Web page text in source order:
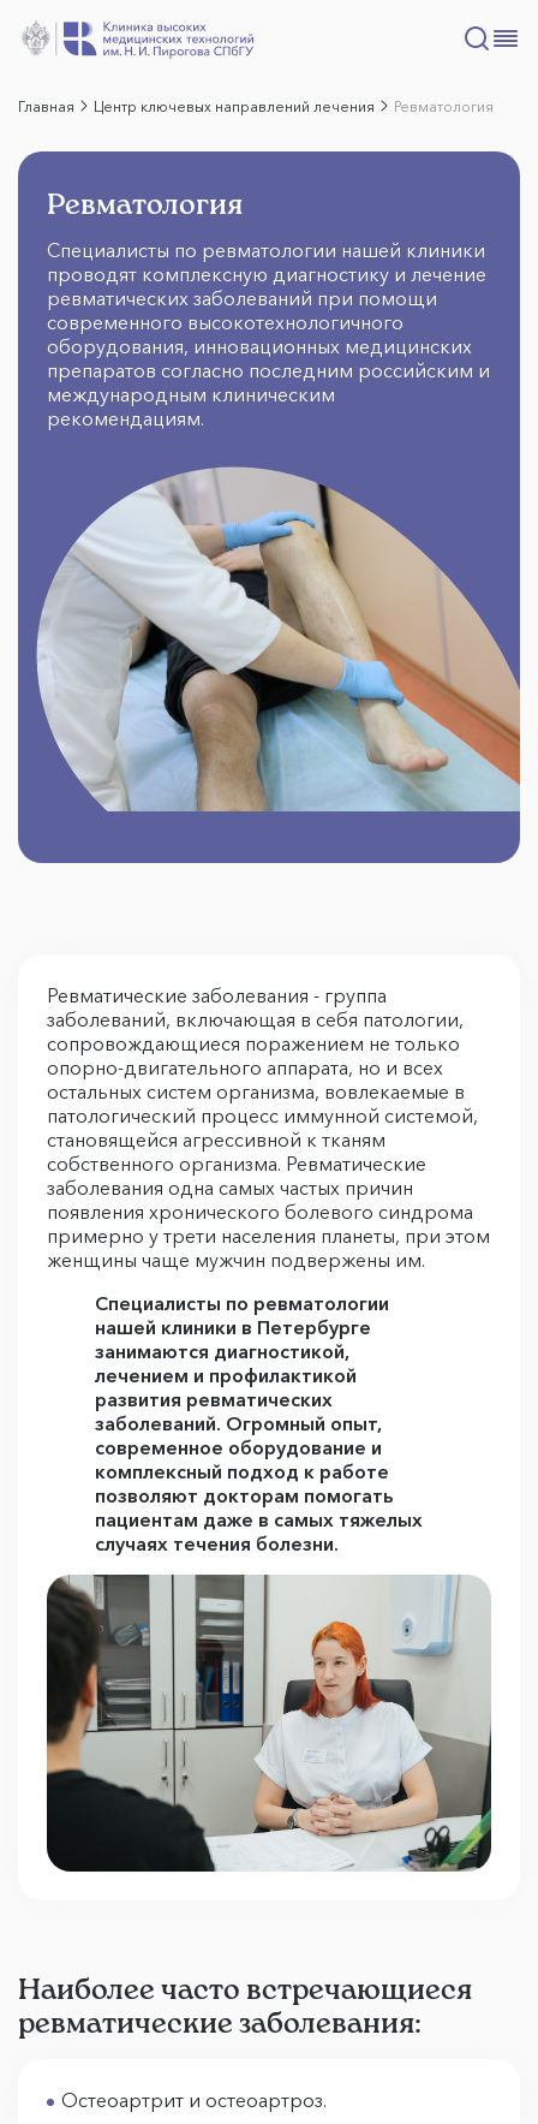
Главная Центр ключевых направлений лечения Ревматология
Ревматология
Специалисты по ревматологии нашей клиники
проводят комплексную диагностику и лечение
ревматических заболеваний при помощи
современного высокотехнологичного
оборудования, инновационных медицинских
препаратов согласно последним российским и
международным клиническим
рекомендациям.
Ревматические заболевания - группа
заболеваний, включающая в себя патологии,
сопровождающиеся поражением не только
опорно-двигательного аппарата, но и всех
остальных систем организма, вовлекаемые в
патологический процесс иммунной системой,
становящейся агрессивной к тканям
собственного организма. Ревматические
заболевания одна самых частых причин
появления хронического болевого синдрома
примерно у трети населения планеты, при этом
женщины чаще мужчин подвержены им.
Специалисты по ревматологии
нашей клиники в Петербурге
занимаются диагностикой,
лечением и профилактикой
развития ревматических
заболеваний. Огромный опыт,
современное оборудование и
комплексный подход к работе
позволяют докторам помогать
пациентам даже в самых тяжелых
случаях течения болезни.
Наиболее часто встречающиеся
ревматические заболевания:
Остеоартрит и остеоартроз.